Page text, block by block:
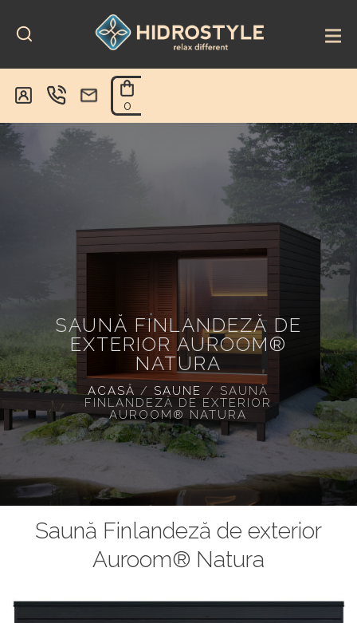
content
0
SAUNĂ FINLANDEZĂ DE
EXTERIOR AUROOM®
NATURA
ACASĂ /SAUNE / SAUNĂ
FINLANDEZĂ DE EXTERIOR
AUROOM® NATURA
Saună Finlandeză de exterior
Auroom® Natura